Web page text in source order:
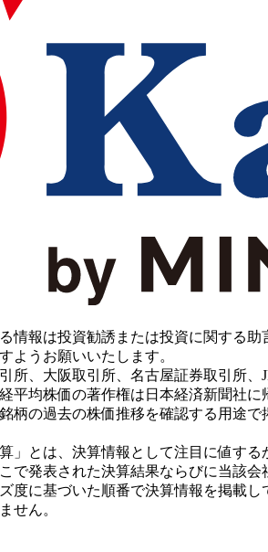
情報は投資勧誘または投資に関する助
ようお願いいたします。
、大阪取引所、名古屋証券取引所、
平均株価の著作権は日本経済新聞社に
柄の過去の株価推移を確認する用途
」とは、決算情報として注目に値す
で発表された決算結果ならびに当該
度に基づいた順番で決算情報を掲載
せん。